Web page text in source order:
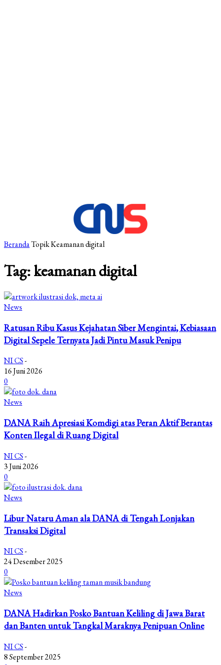
BerandaTopikKeamanan digital
Tag: keamanan digital
News
Ratusan Ribu Kasus Kejahatan Siber Mengintai, Kebiasaan
Digital Sepele Ternyata Jadi Pintu Masuk Penipu
NI CS-
16 Juni 2026
0
News
DANA Raih Apresiasi Komdigi atas Peran Aktif Berantas
Konten Ilegal di Ruang Digital
NI CS-
3 Juni 2026
0
News
Libur Nataru Aman ala DANA di Tengah Lonjakan
Transaksi Digital
NI CS-
24 Desember 2025
0
News
DANA Hadirkan Posko Bantuan Keliling di Jawa Barat
dan Banten untuk Tangkal Maraknya Penipuan Online
NI CS-
8 September 2025